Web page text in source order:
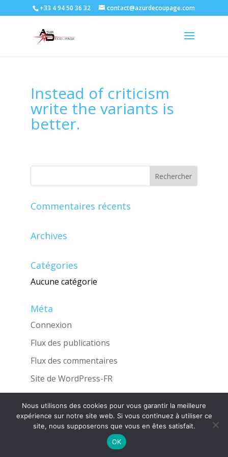
+33 4 94 50 36 32 contact@azurdecoupage.com
Instead of criticism
write the variants is
better.
Commentaires récents
Archives
Catégories
Aucune catégorie
Méta
Connexion
Flux des publications
Flux des commentaires
Site de WordPress-FR
Une réalisation de l'AgenceINGLOBO
Nous utilisons des cookies pour vous garantir la meilleure
expérience sur notre site web. Si vous continuez à utiliser ce
site, nous supposerons que vous en êtes satisfait.
OK